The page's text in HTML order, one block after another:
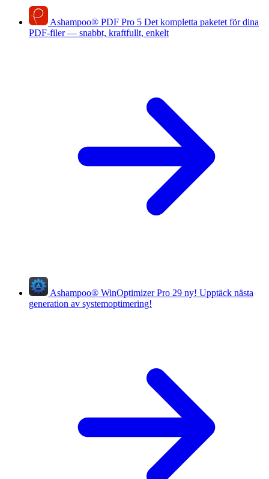
Ashampoo® PDF Pro 5 Det kompletta paketet för dina
PDF-filer — snabbt, kraftfullt, enkelt
Ashampoo® WinOptimizer Pro 29 ny! Upptäck nästa
generation av systemoptimering!